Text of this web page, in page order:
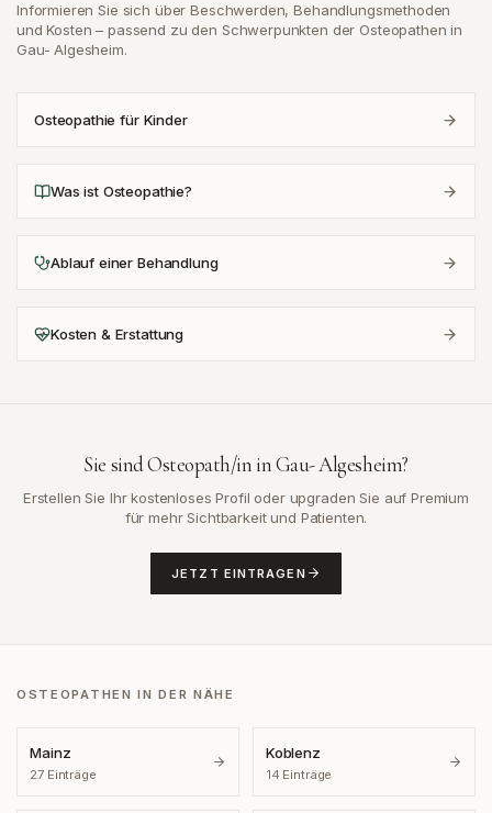
Informieren Sie sich über Beschwerden, Behandlungsmethoden
und Kosten – passend zu den Schwerpunkten der Osteopathen in
Gau- Algesheim.
Osteopathie für Kinder
Was ist Osteopathie?
Ablauf einer Behandlung
Kosten & Erstattung
Sie sind Osteopath/in inGau- Algesheim?
Erstellen Sie Ihr kostenloses Profil oder upgraden Sie auf Premium
für mehr Sichtbarkeit und Patienten.
JETZT EINTRAGEN
OSTEOPATHEN IN DER NÄHE
Mainz
27Einträge
Koblenz
14 Einträge